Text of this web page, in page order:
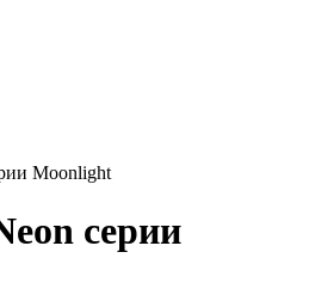
Moonlight
серии